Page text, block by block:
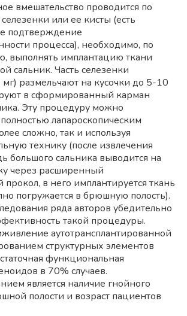
вмешательство проводится по
или ее кисты (есть
подтверждение
процесса), необходимо, по
выполнять имплантацию ткани
сальник. Часть селезенки
размельчают на кусочки до 5-10
в сформированный карман
Эту процедуру можно
лапароскопическим
сложно, так и используя
технику (после извлечения
большого сальника выводится на
через расширенный
в него имплантируется ткань
погружается в брюшную полость).
ряда авторов убедительно
такой процедуры.
аутотрансплантированной
структурных элементов
функциональная
в 70% случаев.
является наличие гнойного
полости и возраст пациентов